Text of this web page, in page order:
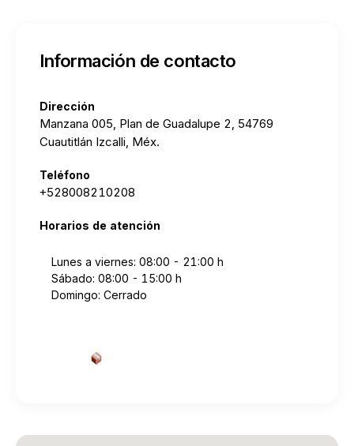
Información de contacto
Dirección
Manzana 005, Plan de Guadalupe 2, 54769
Cuautitlán Izcalli, Méx.
Teléfono
+528008210208
Horarios de atención
Lunes a viernes: 08:00 - 21:00 h
Sábado: 08:00 - 15:00 h
Domingo: Cerrado